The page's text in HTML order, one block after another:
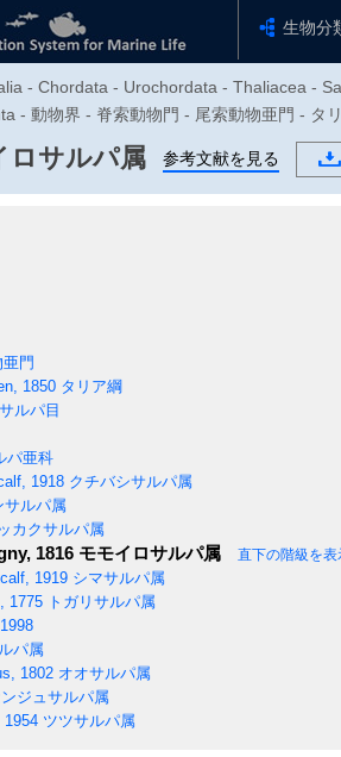
生物分
- Chordata - Urochordata - Thaliacea -
- 動物界 - 脊索動物門 - 尾索動物亜門 - タ
ロサルパ属 参考文献を見る
門
1850 タリア綱
サルパ目
パ亜科
1918 クチバシサルパ属
サルパ属
カクサルパ属
1816 モモイロサルパ属 直下の階級を表
1919 シマサルパ属
1775 トガリサルパ属
パ属
1802 オオサルパ属
ジュサルパ属
1954 ツツサルパ属